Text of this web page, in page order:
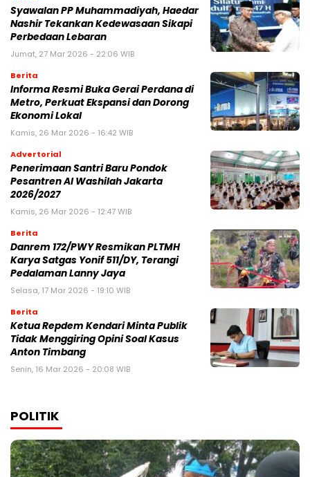
Syawalan PP Muhammadiyah, Haedar
Nashir Tekankan Kedewasaan Sikapi
Perbedaan Lebaran
Jumat, 27 Mar 2026 - 22:06 WIB
Berita
Informa Resmi Buka Gerai Perdana di
Metro, Perkuat Ekspansi dan Dorong
Ekonomi Lokal
Kamis, 26 Mar 2026 - 16:42 WIB
Advertorial
Penerimaan Santri Baru Pondok
Pesantren Al Washilah Jakarta
2026/2027
Kamis, 26 Mar 2026 - 12:47 WIB
Berita
Danrem 172/PWY Resmikan PLTMH
Karya Satgas Yonif 511/DY, Terangi
Pedalaman Lanny Jaya
Selasa, 17 Mar 2026 - 19:10 WIB
Berita
Ketua Repdem Kendari Minta Publik
Tidak Menggiring Opini Soal Kasus
Anton Timbang
Senin, 16 Mar 2026 - 20:08 WIB
POLITIK